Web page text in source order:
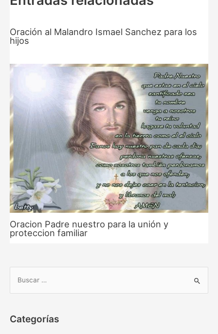
Oración al Malandro Ismael Sanchez para los
hijos
Oracion Padre nuestro para la unión y
proteccion familiar
Categorías